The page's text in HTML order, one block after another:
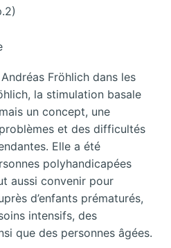
Fröhlich dans les
la stimulation basale
un concept, une
et des difficultés
Elle a été
polyhandicapées
aussi convenir pour
d’enfants prématurés,
intensifs, des
que des personnes âgées.